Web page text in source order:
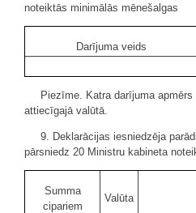
noteiktās minimālās mēnešalgas
Darījuma veids
Piezīme. Katra darījuma
attiecīgajā valūtā.
9. Deklarācijas iesniedzēja
pārsniedz 20 Ministru kabineta
Summa
cipariem
Valūta